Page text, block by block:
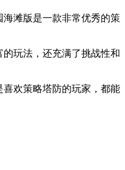
滩版是一款非常优秀的策
玩法，还充满了挑战性和
欢策略塔防的玩家，都能